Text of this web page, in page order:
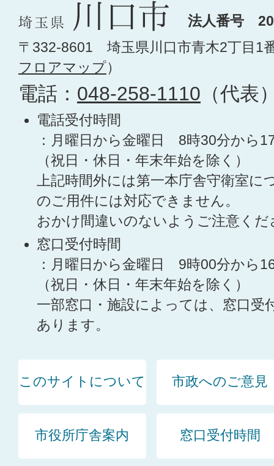
法人番号
〒332-8601 埼玉県川口市青木2丁目1
フロアマップ）
電話： 048-258-1110 （代表
電話受付時間
：月曜日から金曜日 8時30分から
（祝日・休日・年末年始を除く）
上記時間外には第一本庁舎守衛室に
のご用件には対応できません。
おかけ間違いのないようご注意くだ
窓口受付時間
：月曜日から金曜日 9時00分から
（祝日・休日・年末年始を除く）
一部窓口・施設によっては、窓口受
あります。
このサイトについて 市政へのご意見
市役所庁舎案内 窓口受付時間